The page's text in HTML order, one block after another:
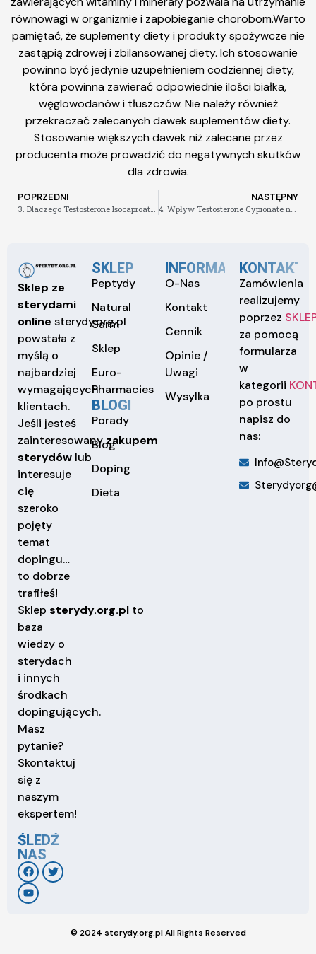
równowagi w organizmie i zapobieganie chorobom.Warto
pamiętać, że suplementy diety i produkty spożywcze nie
zastąpią zdrowej i zbilansowanej diety. Ich stosowanie
powinno być jedynie uzupełnieniem codziennej diety,
która powinna zawierać odpowiednie ilości białka,
węglowodanów i tłuszczów. Nie należy również
przekraczać zalecanych dawek suplementów diety.
Stosowanie większych dawek niż zalecane przez
producenta może prowadzić do negatywnych skutków
dla zdrowia.
POPRZEDNI NASTĘPNY
Sklep ze
sterydami
online sterydy.org.pl
powstała z
myślą o
najbardziej
wymagających
klientach.
Jeśli jesteś
zainteresowanyzakupem
sterydów lub
interesuje
cię
szeroko
pojęty
temat
dopingu…
to dobrze
trafiłeś!
Sklep sterydy.org.pl to
baza
wiedzy o
sterydach
i innych
środkach
dopingujących.
Masz
pytanie?
Skontaktuj
się z
naszym
ekspertem!
ŚLEDŹ
NAS
SKLEP
Peptydy
Natural
Sarm
Sklep
Euro-
Pharmacies
BLOGI
Porady
Blog
Doping
Dieta
INFORMACJE
O-Nas
Kontakt
Cennik
Opinie /
Uwagi
Wysylka
KONTAKT
Zamówienia
realizujemy
poprzez
za pomocą
formularza
w
kategorii
po prostu
napisz do
nas:
© 2024 sterydy.org.pl All Rights Reserved